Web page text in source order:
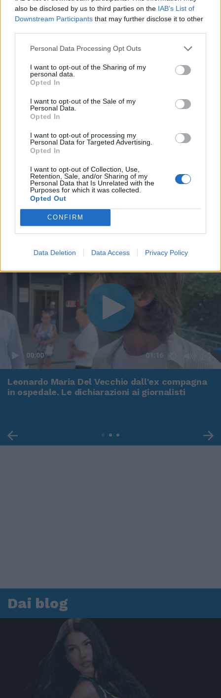
also be disclosed by us to third parties on the IAB’s List of
Downstream Participants that may further disclose it to other
Personal Data Processing Opt Outs
I want to opt-out of the Sharing of my
personal data.
Opted In
I want to opt-out of the Sale of my
Personal Data.
Opted In
I want to opt-out of processing my
Personal Data for Targeted Advertising.
Opted In
I want to opt-out of Collection, Use,
Retention, Sale, and/or Sharing of my
Personal Data that Is Unrelated with the
Purposes for which it was collected.
Opted Out
CONFIRM
Data Deletion Data Access Privacy Policy
00:00 01:16
Leonardo Maria Del Vecchio dall'ex compagna
in ospedale. Le dichiarazioni ai giornalisti
Dai blog